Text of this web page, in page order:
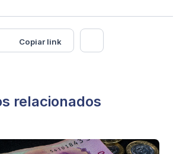
Copiar link
relacionados